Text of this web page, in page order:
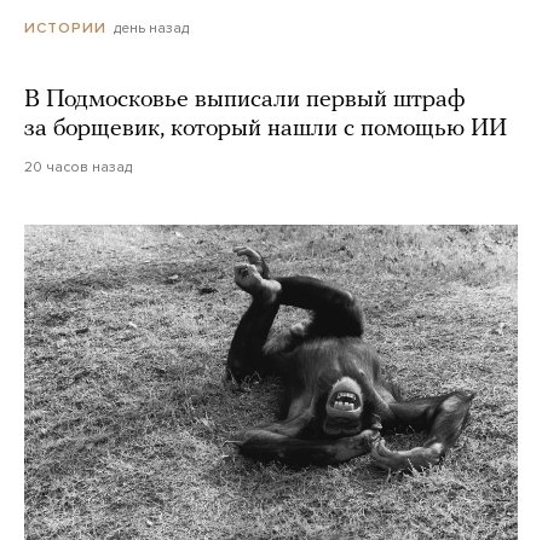
ИСТОРИИ день назад
В Подмосковье выписали первый штраф
за борщевик, который нашли с помощью ИИ
20 часов назад